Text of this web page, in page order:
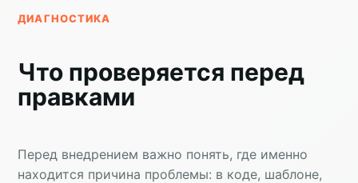
ДИАГНОСТИКА
Что проверяется перед
правками
Перед внедрением важно понять, где именно
находится причина проблемы: в коде, шаблоне,